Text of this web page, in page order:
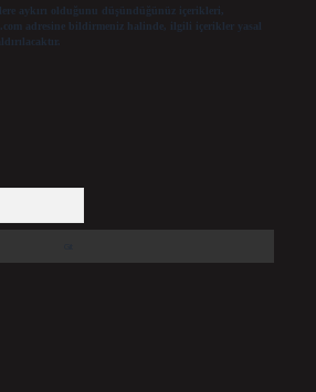
aykırı olduğunu düşündüğünüz içerikleri,
adresine bildirmeniz halinde, ilgili içerikler yasal